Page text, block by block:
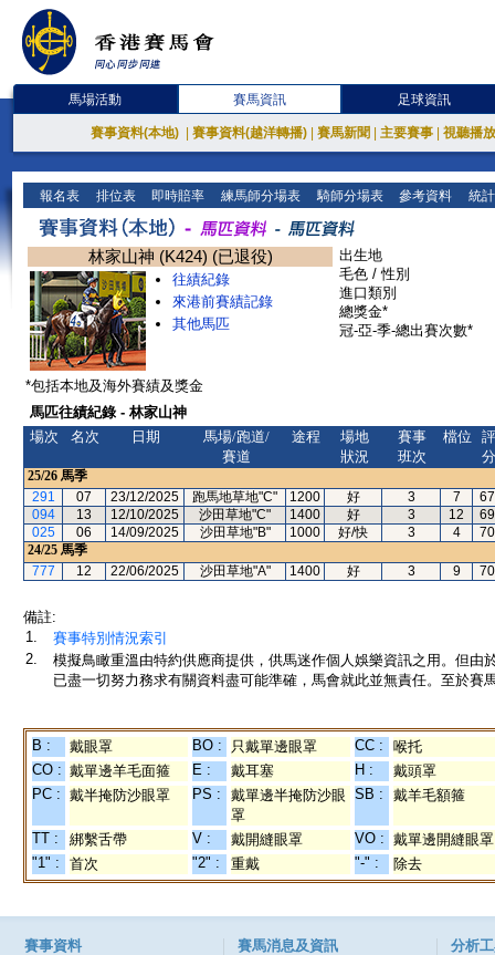
馬場活動 賽馬資訊 足球資訊
賽事資料(本地) 賽事資料(越洋轉播) 賽馬新聞 主要賽事 視聽播
報名表 排位表 即時賠率 練馬師分場表 騎師分場表 參考資料 統
林家山神 (K424) (已退役)
往績紀錄
來港前賽績記錄
其他馬匹
出生地
毛色 / 性別
進口類別
總獎金*
冠-亞-季-總出賽次數*
*包括本地及海外賽績及獎金
馬匹往績紀錄 - 林家山神
場次
名次 日期
馬場/跑道/
賽道
途程
場地
狀況
賽事
班次
檔位
評
分
25/26 馬季
291
07 23/12/2025 跑馬地草地"C" 1200 好 3 7
67
094
13 12/10/2025 沙田草地"C" 1400 好 3 12
69
025
06 14/09/2025 沙田草地"B" 1000 好/快 3 4
70
24/25 馬季
777
12 22/06/2025 沙田草地"A" 1400 好 3 9 70
備註:
1.
賽事特別情況索引
2.
模擬鳥瞰重溫由特約供應商提供，供馬迷作個人娛樂資訊之用。但
已盡一切努力務求有關資料盡可能準確，馬會就此並無責任。至於賽
B : 戴眼罩 BO : 只戴單邊眼罩 CC :
喉托
CO : 戴單邊羊毛面箍 E : 戴耳塞 H :
戴頭罩
PC : 戴半掩防沙眼罩 PS :
戴單邊半掩防沙眼
罩
SB : 戴羊毛額箍
TT : 綁繫舌帶 V : 戴開縫眼罩 VO : 戴單邊開縫眼罩
"1" :
首次 "2" : 重戴 "-" : 除去
賽事資料 賽馬消息及資訊 分析